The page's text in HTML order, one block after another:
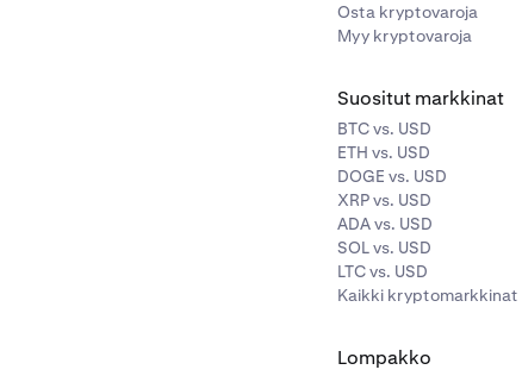
Osta kryptovaroja
Myy kryptovaroja
Suositut markkinat
BTC vs. USD
ETH vs. USD
DOGE vs. USD
XRP vs. USD
ADA vs. USD
SOL vs. USD
LTC vs. USD
Kaikki kryptomarkkinat
Lompakko